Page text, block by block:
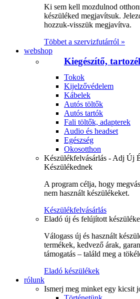
Ki sem kell mozdulnod
készüléked megjavítsuk.
hozzuk-visszük megjavítva.
Többet a szervizfutárról »
webshop
Kiegészítő,
Tokok
Kijelzővédelem
Kábelek
Autós töltők
Autós tartók
Fali töltők, adapterek
Audio és headset
Egészség
Okosotthon
Készülékfelvásárlás - Adj Új
Készülékednek
A program célja, hogy
nem használt készülékeket.
Készülékfelvásárlás
Eladó új és felújított
Válogass új és használt
termékek, kedvező árak,
támogatás – találd meg a
Eladó készülékek
rólunk
Ismerj meg minket egy kicsit